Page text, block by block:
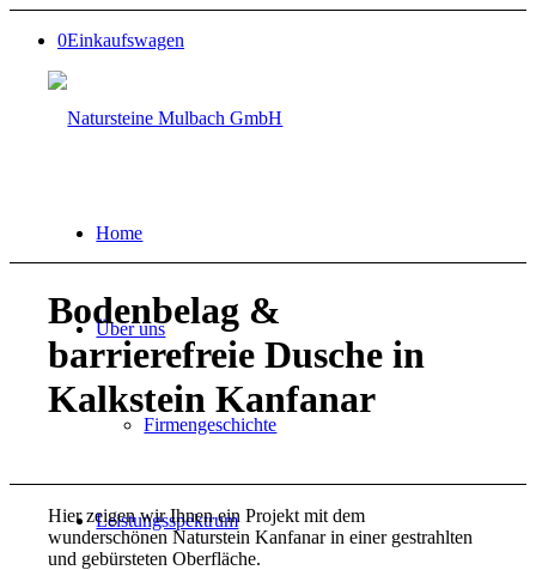
0Einkaufswagen
Home
Über uns
Firmengeschichte
Leistungsspektrum
Bodenbelag &
barrierefreie Dusche in
Kalkstein Kanfanar
Hier zeigen wir Ihnen ein Projekt mit dem
wunderschönen Naturstein Kanfanar in einer gestrahlten
und gebürsteten Oberfläche.